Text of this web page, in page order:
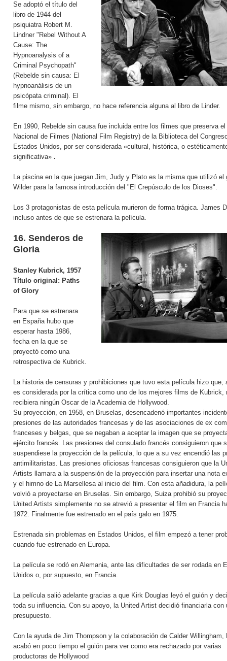
Se adoptó el título del
libro de 1944 del
psiquiatra Robert M.
Lindner "Rebel Without A
Cause: The
Hypnoanalysis of a
Criminal Psychopath"
(Rebelde sin causa: El
hypnoanálisis de un
psicópata criminal). El
filme mismo, sin embargo, no hace referencia alguna al libro de Linder.
En 1990, Rebelde sin causa fue incluida entre los filmes que preserva
Nacional de Filmes (National Film Registry) de la Biblioteca del
Estados Unidos, por ser considerada «cultural, histórica, o
significativa» .
La piscina en la que juegan Jim, Judy y Plato es la misma que utilizó el
Wilder para la famosa introducción del "El Crepúsculo de los Dioses".
Los 3 protagonistas de esta película murieron de forma trágica. James
incluso antes de que se estrenara la película.
16. Senderos de
Gloria
Stanley Kubrick, 1957
Título original: Paths
of Glory
Para que se estrenara
en España hubo que
esperar hasta 1986,
fecha en la que se
proyectó como una
retrospectiva de Kubrick.
La historia de censuras y prohibiciones que tuvo esta película hizo que,
es considerada por la crítica como uno de los mejores films de Kubrick,
recibiera ningún Oscar de la Academia de Hollywood.
Su proyección, en 1958, en Bruselas, desencadenó importantes
presiones de las autoridades francesas y de las asociaciones de ex
franceses y belgas, que se negaban a aceptar la imagen que se
ejército francés. Las presiones del consulado francés consiguieron que
suspendiese la proyección de la película, lo que a su vez encendió las
antimilitaristas. Las presiones oficiosas francesas consiguieron que la
Artists llamara a la suspensión de la proyección para insertar una nota
y el himno de La Marsellesa al inicio del film. Con esta añadidura, la
volvió a proyectarse en Bruselas. Sin embargo, Suiza prohibió su
United Artists simplemente no se atrevió a presentar el film en Francia
1972. Finalmente fue estrenado en el país galo en 1975.
Estrenada sin problemas en Estados Unidos, el film empezó a tener
cuando fue estrenado en Europa.
La película se rodó en Alemania, ante las dificultades de ser rodada en
Unidos o, por supuesto, en Francia.
La película salió adelante gracias a que Kirk Douglas leyó el guión y
toda su influencia. Con su apoyo, la United Artist decidió financiarla con
presupuesto.
Con la ayuda de Jim Thompson y la colaboración de Calder Willingham,
acabó en poco tiempo el guión para ver como era rechazado por varias
productoras de Hollywood